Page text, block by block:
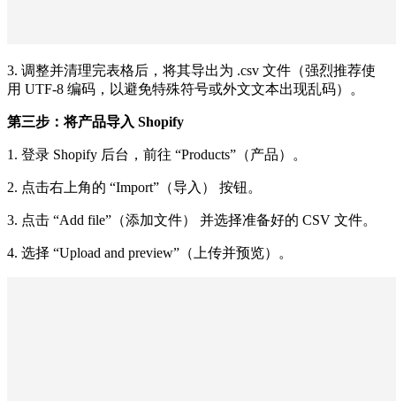
3. 调整并清理完表格后，将其导出为 .csv 文件（强烈推荐使
用 UTF-8 编码，以避免特殊符号或外文文本出现乱码）。
第三步：将产品导入 Shopify
1. 登录 Shopify 后台，前往 “Products”（产品）。
2. 点击右上角的 “Import”（导入） 按钮。
3. 点击 “Add file”（添加文件） 并选择准备好的 CSV 文件。
4. 选择 “Upload and preview”（上传并预览）。